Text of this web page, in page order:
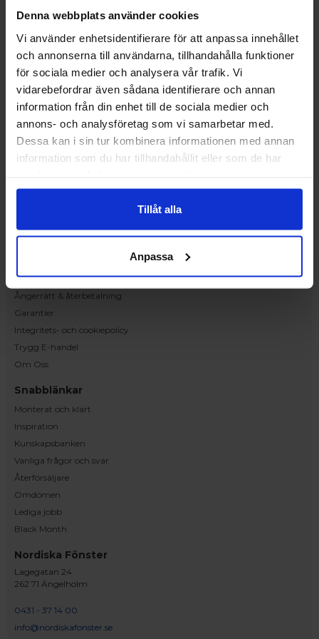
Denna webbplats använder cookies
Vi använder enhetsidentifierare för att anpassa innehållet
och annonserna till användarna, tillhandahålla funktioner
för sociala medier och analysera vår trafik. Vi
vidarebefordrar även sådana identifierare och annan
information från din enhet till de sociala medier och
annons- och analysföretag som vi samarbetar med.
Dessa kan i sin tur kombinera informationen med annan
information som du har tillhandahållit eller som de har
Tillåt alla
Anpassa
hos Victrix inredarna.
Ranhammarsvägen 20E
168 67 Bromma
Kundservice
Kontakta oss
Beställning och offert
Leverans
Reklamation
Monteringsanvisningar
Handla på Nordiska Fönster
Betalnings & leveransvillkor
Ångerrätt & återbetalning
Garantier
Integritets- och cookiepolicy
Trygg E-handel
Om Oss
Snabblänkar
Monterat och klart
Inspiration
Kunskapsbanken
Vanliga frågor och svar
Återförsäljare
Omdömen
Lediga jobb
Black Month
Nordiska Fönster
Lagegatan 24
262 71 Ängelholm
0431 - 37 14 00
info@nordiskafonster.se